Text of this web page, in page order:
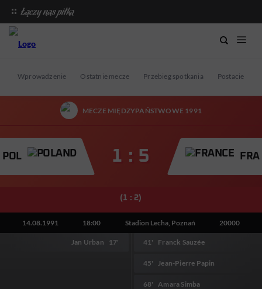
Wprowadzenie Ostatnie mecze Przebieg spotkania Postacie
MECZE MIĘDZYPAŃSTWOWE 1991
POL 1 : 5 FRA
(1 : 2)
14.08.1991 18:00 Stadion Lecha, Poznań 20000
Jan Urban 17' Franck Sauzée
41'
Jean-Pierre Papin
45'
Amara Simba
68'